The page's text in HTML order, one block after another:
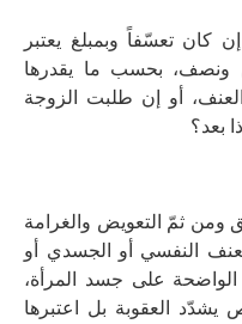
كان تعسّفاً وبمبلغ يعتبر
ونصف، بحسب ما يقدرها
أو إن طلبت الزوجة
بعد؟
ومن ثمّ التعويض والغرامة
النفسي أو الجسدي أو
الواضحة على جسد المرأة،
يشدّد العقوبة بل اعتبرها